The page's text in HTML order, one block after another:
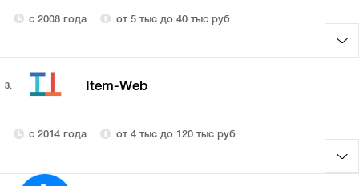
с 2008 года от 5 тыс до 40 тыс руб
3. Item-Web
с 2014 года от 4 тыс до 120 тыс руб